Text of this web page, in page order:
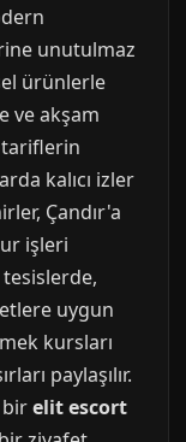
unutulmaz
ürünlerle
ve akşam
kalıcı izler
Çandır'a
işleri
uygun
kursları
paylaşılır.
birelit escort